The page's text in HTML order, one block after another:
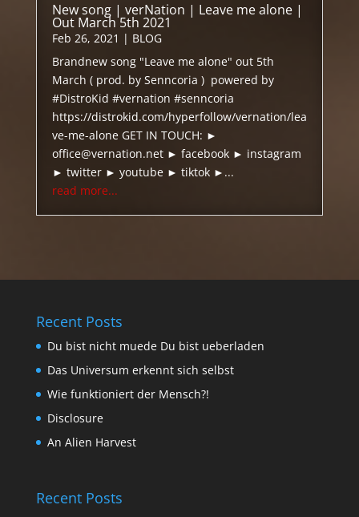
New song | verNation | Leave me alone |
Out March 5th 2021
Feb 26, 2021 | BLOG
Brandnew song "Leave me alone" out 5th
March ( prod. by Senncoria ) powered by
#DistroKid #vernation #senncoria
https://distrokid.com/hyperfollow/vernation/lea
ve-me-alone GET IN TOUCH: ►
office@vernation.net ► facebook ► instagram
► twitter ► youtube ► tiktok ►...
read more...
Recent Posts
Du bist nicht muede Du bist ueberladen
Das Universum erkennt sich selbst
Wie funktioniert der Mensch?!
Disclosure
An Alien Harvest
Recent Posts